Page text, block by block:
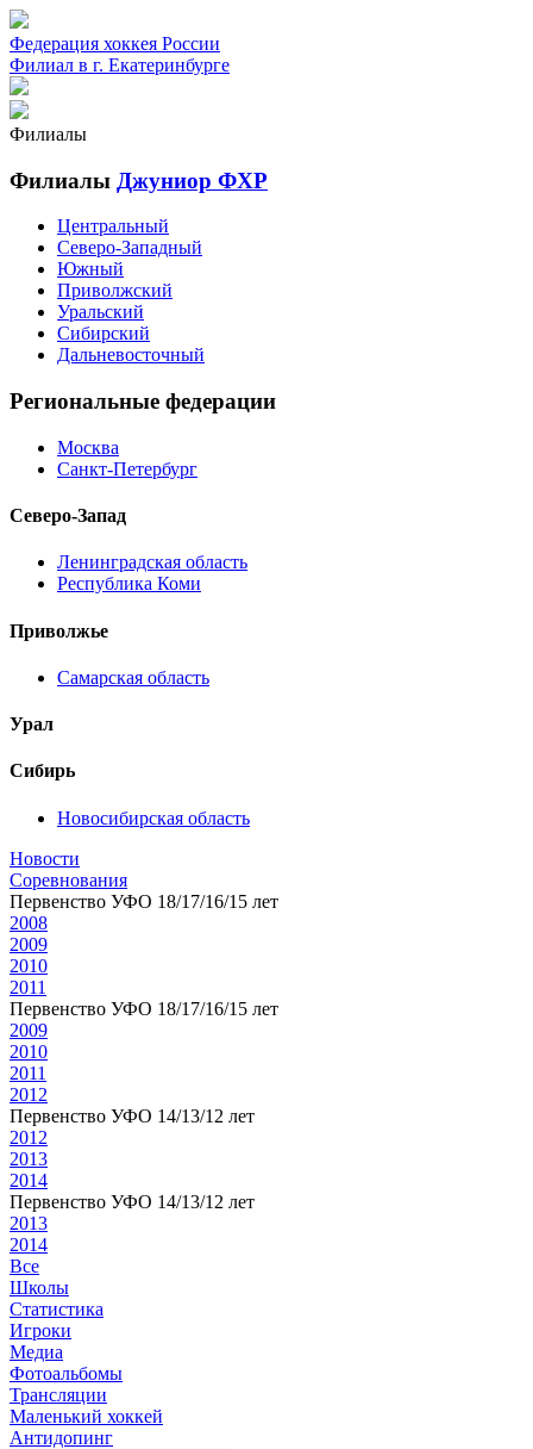
Федерация хоккея России
Филиал в г. Екатеринбурге
Филиалы
Филиалы Джуниор ФХР
Центральный
Северо-Западный
Южный
Приволжский
Уральский
Сибирский
Дальневосточный
Региональные федерации
Москва
Санкт-Петербург
Северо-Запад
Ленинградская область
Республика Коми
Приволжье
Самарская область
Урал
Сибирь
Новосибирская область
Новости
Соревнования
Первенство УФО 18/17/16/15 лет
2008
2009
2010
2011
Первенство УФО 18/17/16/15 лет
2009
2010
2011
2012
Первенство УФО 14/13/12 лет
2012
2013
2014
Первенство УФО 14/13/12 лет
2013
2014
Все
Школы
Статистика
Игроки
Медиа
Фотоальбомы
Трансляции
Маленький хоккей
Антидопинг